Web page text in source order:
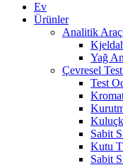
Ev
Ürünler
Analitik
Yağ
Çevresel
Test
Sabit
Kutu
Sabit